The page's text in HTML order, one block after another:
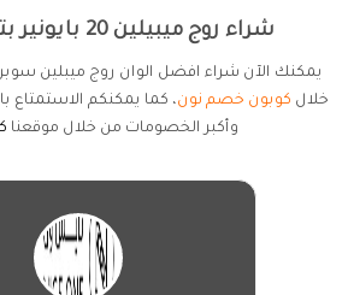
شراء روج ميبيلين 20 بايونير بتخفيض هائل
يمكنك الآن شراء افضل الوان روج ميبلين
خلال كوبون خصم نون، كما يمكنكم الاستمتاع
وأكبر الخصومات من خلال موقعنا